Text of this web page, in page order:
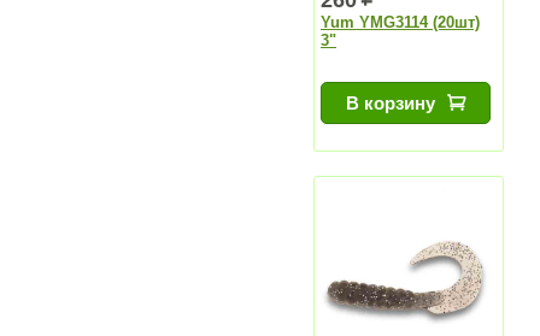
Yum YMG3114 (20шт)
3"
В корзину